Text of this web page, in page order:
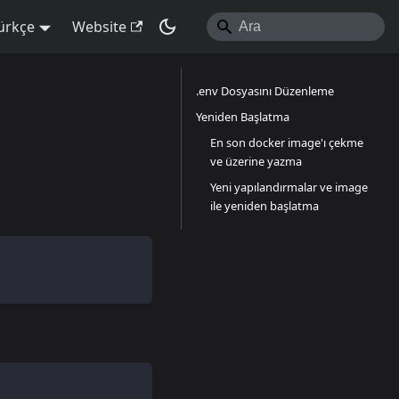
Website
.env Dosyasını Düzenleme
Yeniden Başlatma
En son docker image'ı çekme
ve üzerine yazma
Yeni yapılandırmalar ve image
ile yeniden başlatma